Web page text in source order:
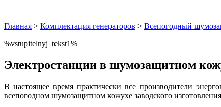
Главная > Комплектация генераторов > Всепогодный
%vstupitelnyj_tekst1%
Электростанции в шумозащитном
В настоящее время практически все производители
всепогодном шумозащитном кожухе заводского